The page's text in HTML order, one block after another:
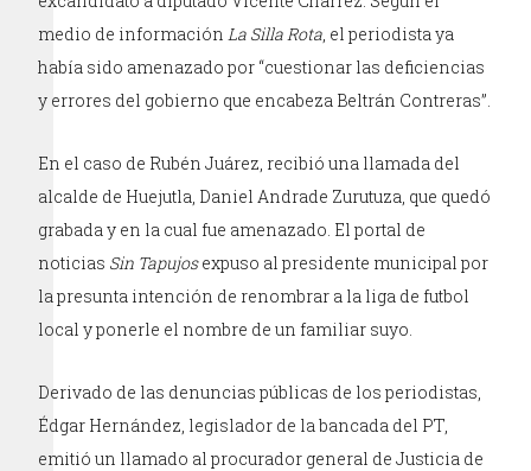
medio de información La Silla Rota , el periodista ya
había sido amenazado por “cuestionar las deficiencias
y errores del gobierno que encabeza Beltrán Contreras”.
En el caso de Rubén Juárez, recibió una llamada del
alcalde de Huejutla, Daniel Andrade Zurutuza, que quedó
grabada y en la cual fue amenazado. El portal de
noticias Sin Tapujosexpuso al presidente municipal por
la presunta intención de renombrar a la liga de futbol
local y ponerle el nombre de un familiar suyo.
Derivado de las denuncias públicas de los periodistas,
Édgar Hernández, legislador de la bancada del PT,
emitió un llamado al procurador general de Justicia de